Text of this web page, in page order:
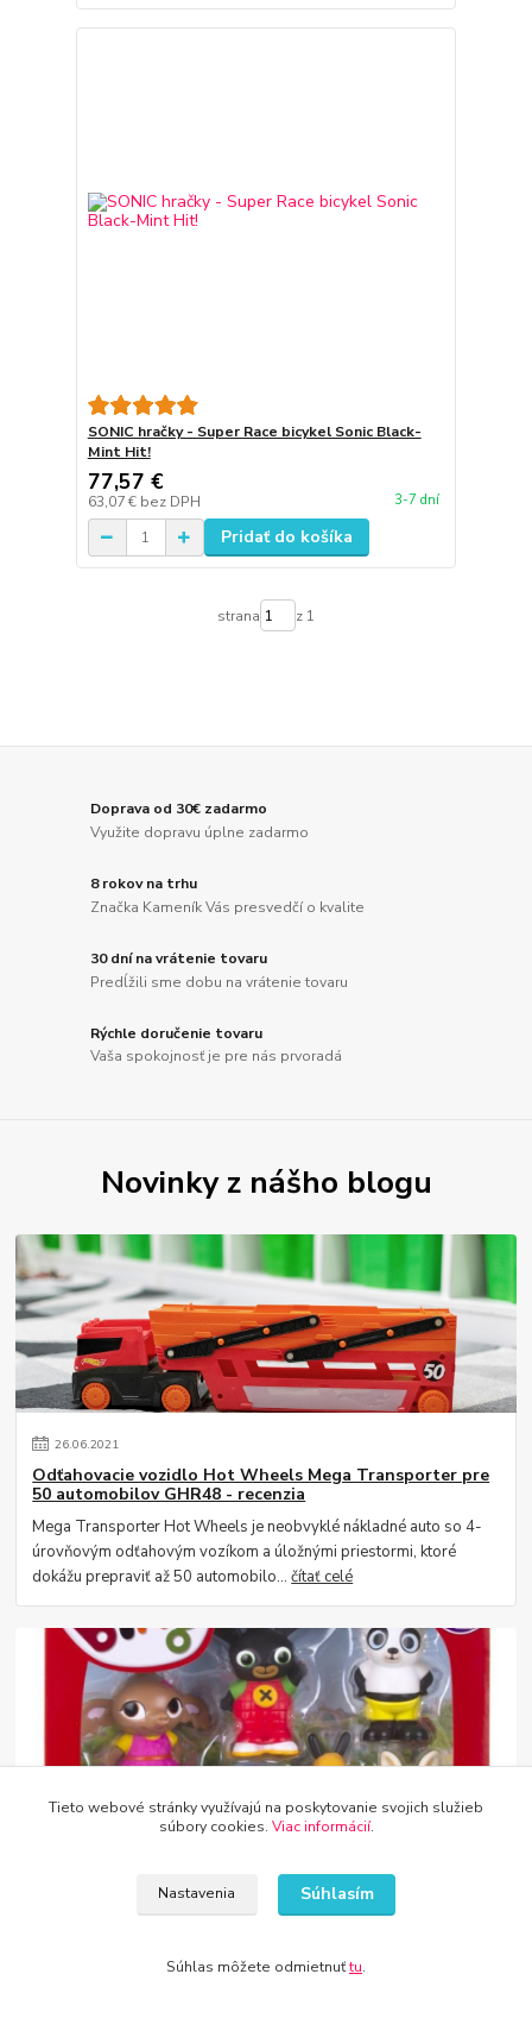
SONIC hračky - Super Race bicykel Sonic Black-
Mint Hit!
77,57 €
63,07 € bez DPH 3-7 dní
Pridať do košíka
strana z 1
Doprava od 30€ zadarmo
Využite dopravu úplne zadarmo
8 rokov na trhu
Značka Kameník Vás presvedčí o kvalite
30 dní na vrátenie tovaru
Predĺžili sme dobu na vrátenie tovaru
Rýchle doručenie tovaru
Vaša spokojnosť je pre nás prvoradá
Novinky z nášho blogu
26.06.2021
Odťahovacie vozidlo Hot Wheels Mega Transporter pre
50 automobilov GHR48 - recenzia
Mega Transporter Hot Wheels je neobvyklé nákladné auto so 4-
úrovňovým odťahovým vozíkom a úložnými priestormi, ktoré
dokážu prepraviť až 50 automobilo...čítať celé
Britská animovaná séria „Bing“ je jednou z najobľúbenejších detí.
Tieto webové stránky využívajú na poskytovanie svojich služieb
súbory cookies. Viac informácií.
Nastavenia Súhlasím
Súhlas môžete odmietnuťtu.